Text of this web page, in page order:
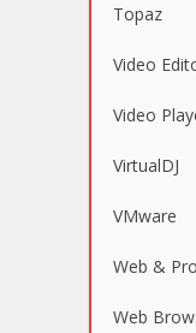
Topaz
Video
Video
VirtualDJ
VMware
Web &
Web